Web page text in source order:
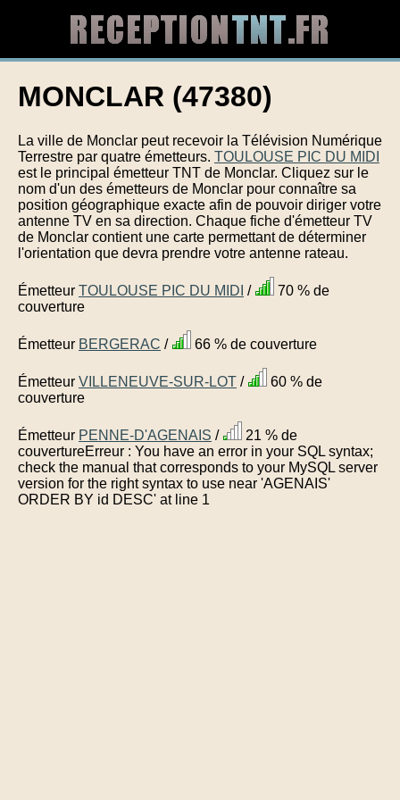
MONCLAR (47380)
La ville de Monclar peut recevoir la Télévision Numérique
Terrestre par quatre émetteurs. TOULOUSE PIC DU MIDI
est le principal émetteur TNT de Monclar. Cliquez sur le
nom d'un des émetteurs de Monclar pour connaître sa
position géographique exacte afin de pouvoir diriger votre
antenne TV en sa direction. Chaque fiche d'émetteur TV
de Monclar contient une carte permettant de déterminer
l'orientation que devra prendre votre antenne rateau.
Émetteur TOULOUSE PIC DU MIDI /
70 % de
couverture
Émetteur BERGERAC / 66 % de couverture
Émetteur VILLENEUVE-SUR-LOT /
60 % de
couverture
Émetteur PENNE-D'AGENAIS /
21 % de
couvertureErreur : You have an error in your SQL syntax;
check the manual that corresponds to your MySQL server
version for the right syntax to use near 'AGENAIS'
ORDER BY id DESC' at line 1